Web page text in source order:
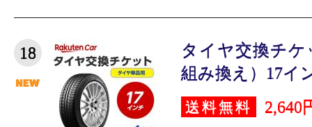
18
タイヤ交換チ
組み換え）17イ
送料無料 2,640